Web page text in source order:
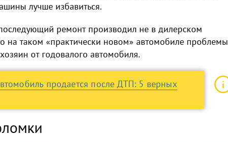
лучше избавиться.
ремонт производил не в дилерском
на таком «практически новом» автомобиле проблемы
от годовалого автомобиля.
продается после ДТП: 5 верных